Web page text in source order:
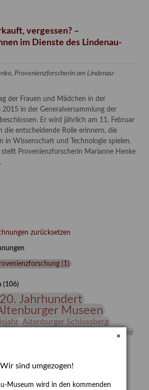
vergessen? –
im Dienste des Lindenau-
Provenienzforscherin am Lindenau-
der Frauen und Mädchen in der
in der Generalversammlung der
Er wird jährlich am 11. Februar
die entscheidende Rolle erinnern, die
in Wissenschaft und Technologie spielen.
stellt Provenienzforscherin Marianne Henke
zurücksetzen
(1 )
(106)
20. Jahrhundert
Museen
Altenburger Schlossberg
Asta Gröting
von Lindenau
Kunst
Enteignung
×
Wir sind umgezogen!
Museum wird in den kommenden